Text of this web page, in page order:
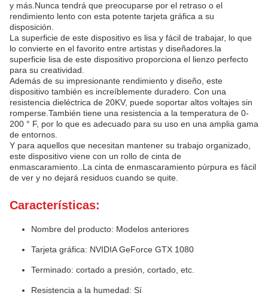
y más.Nunca tendrá que preocuparse por el retraso o el
rendimiento lento con esta potente tarjeta gráfica a su
disposición.
La superficie de este dispositivo es lisa y fácil de trabajar, lo que
lo convierte en el favorito entre artistas y diseñadores.la
superficie lisa de este dispositivo proporciona el lienzo perfecto
para su creatividad.
Además de su impresionante rendimiento y diseño, este
dispositivo también es increíblemente duradero. Con una
resistencia dieléctrica de 20KV, puede soportar altos voltajes sin
romperse.También tiene una resistencia a la temperatura de 0-
200 ° F, por lo que es adecuado para su uso en una amplia gama
de entornos.
Y para aquellos que necesitan mantener su trabajo organizado,
este dispositivo viene con un rollo de cinta de
enmascaramiento..La cinta de enmascaramiento púrpura es fácil
de ver y no dejará residuos cuando se quite.
Características:
Nombre del producto: Modelos anteriores
Tarjeta gráfica: NVIDIA GeForce GTX 1080
Terminado: cortado a presión, cortado, etc.
Resistencia a la humedad: Sí